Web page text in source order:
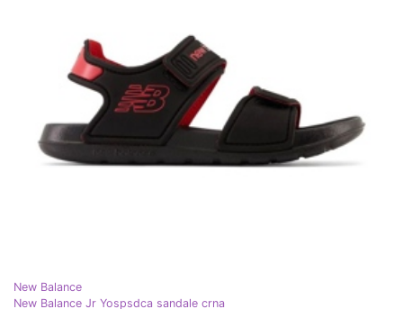
New Balance
New Balance Jr Yospsdca sandale crna